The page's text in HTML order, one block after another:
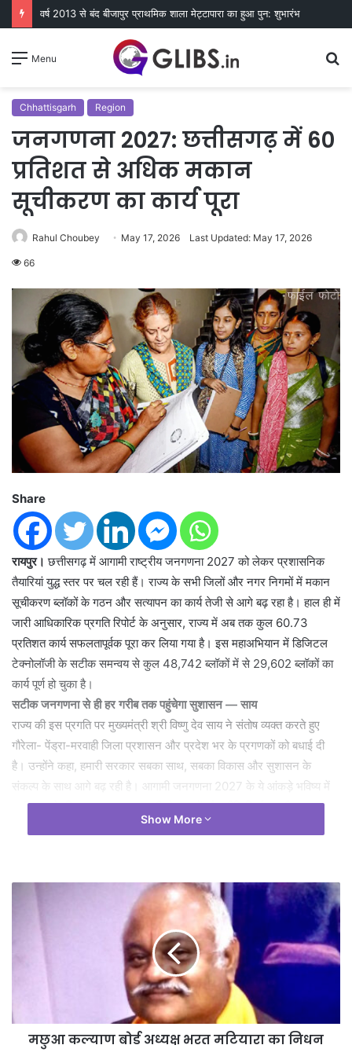
वर्ष 2013 से बंद बीजापुर प्राथमिक शाला मेट्टापारा का हुआ पुन: शुभारंभ
Menu
Chhattisgarh Region
जनगणना 2027: छत्तीसगढ़ में 60
प्रतिशत से अधिक मकान
सूचीकरण का कार्य पूरा
Rahul Choubey May 17, 2026 Last Updated: May 17, 2026
66
Share
रायपुर। छत्तीसगढ़ में आगामी राष्ट्रीय जनगणना 2027 को लेकर प्रशासनिक
तैयारियां युद्ध स्तर पर चल रही हैं। राज्य के सभी जिलों और नगर निगमों में मकान
सूचीकरण ब्लॉकों के गठन और सत्यापन का कार्य तेजी से आगे बढ़ रहा है। हाल ही में
जारी आधिकारिक प्रगति रिपोर्ट के अनुसार, राज्य में अब तक कुल 60.73
प्रतिशत कार्य सफलतापूर्वक पूरा कर लिया गया है। इस महाअभियान में डिजिटल
टेक्नोलॉजी के सटीक समन्वय से कुल 48,742 ब्लॉकों में से 29,602 ब्लॉकों का
कार्य पूर्ण हो चुका है।
सटीक जनगणना से ही हर गरीब तक पहुंचेगा सुशासन — साय
राज्य की इस प्रगति पर मुख्यमंत्री श्री विष्णु देव साय ने संतोष व्यक्त करते हुए
गौरेला- पेंड्रा-मरवाही जिला प्रशासन और प्रदेश भर के प्रगणकों को बधाई दी
है। उन्होंने कहा, हमारी सरकार सबका साथ, सबका विकास और सुशासन के
संकल्प के साथ आगे बढ़ रही है। आगामी जनगणना 2027 के ये आंकड़े भविष्य में
छत्तीसगढ़ के विकास, जनकल्याणकारी योजनाओं और नीति निर्धारण की मजबूत
बुनियाद बनेंगे। डिजिटल तकनीकों का उपयोग कर समय-सीमा में कार्य पूर्ण करना
गौरेला-पेंड्रा-मरवाही ने मारी बाजी, कई जिले शत-प्रतिशत के करीब
राज्य स्तर पर जिलों के प्रदर्शन को देखा जाए तो आदिवासी बहुल गौरेला-पेंड्रा-
मरवाही जिला सूची में शीर्ष पर है, जिसने अपने सभी 528 मकान सूचीकरण ब्लॉकों
का कार्य 100 प्रतिशत पूरा कर लिया है। इसके बाद जशपुर (99.87 प्रतिशत)
और मोहला- मानपुर-अंबागढ़ चौकी (99.84 प्रतिशत) जिले भी पूर्णता के बेहद
करीब हैं। इसके अलावा बेमेतरा (97.8 प्रतिशत) और मुंगेली (96.52 प्रतिशत)
जिलों में भी काम लगभग खत्म होने की कगार पर है।
कलेक्टर की रणनीति आई काम
जीपीएमजिले के इस शानदार प्रदर्शन और शून्य पेंडेंसी के मॉडल पर कलेक्टर डॉ.
Show More
मछुआ कल्याण बोर्ड अध्यक्ष भरत मटियारा का निधन